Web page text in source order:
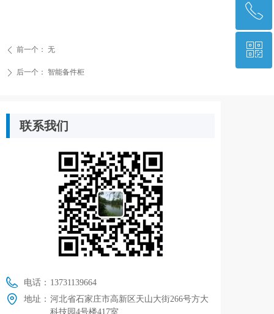
ꄴ 前一个： 无
ꄲ 后一个： 智能备件柜
联系我们
电话： 13731139664
地址： 河北省石家庄市高新区天山大街266号方大
科技园4号楼417室
回到顶部
ꂅ
13731139664
ꀥ